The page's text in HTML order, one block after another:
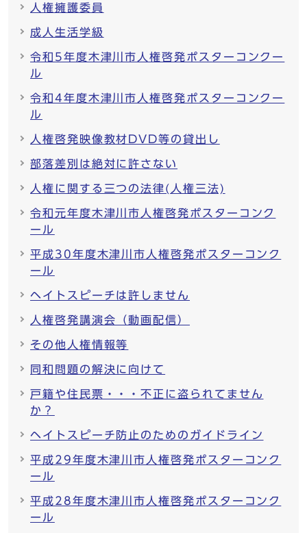
人権擁護委員
成人生活学級
令和5年度木津川市人権啓発ポスターコンクー
ル
令和4年度木津川市人権啓発ポスターコンクー
ル
人権啓発映像教材DVD等の貸出し
部落差別は絶対に許さない
人権に関する三つの法律(人権三法)
令和元年度木津川市人権啓発ポスターコンク
ール
平成30年度木津川市人権啓発ポスターコンク
ール
ヘイトスピーチは許しません
人権啓発講演会（動画配信）
その他人権情報等
同和問題の解決に向けて
戸籍や住民票・・・不正に盗られてません
か？
ヘイトスピーチ防止のためのガイドライン
平成29年度木津川市人権啓発ポスターコンク
ール
平成28年度木津川市人権啓発ポスターコンク
ール